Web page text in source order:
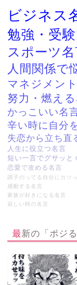
ビジネス
勉強・受
スポーツ名
人間関係で
マネジメン
努力・燃え
かっこいい名
辛い時に自分
失恋から立ち直
人生に役立つ名言
短い一言でグサッと
恋愛で攻める名言
調子のってる自分にカツ
感動する名言
家族が好きになる名言
寂しい時の名言
最新の「ポジ